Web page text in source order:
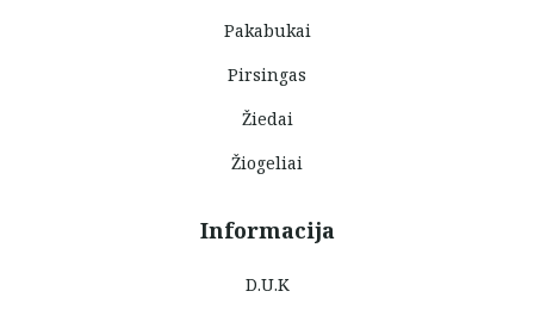
Pakabukai
Pirsingas
Žiedai
Žiogeliai
Informacija
D.U.K